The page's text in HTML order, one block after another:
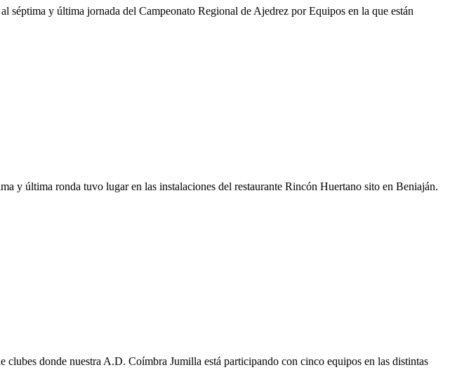
y última jornada del Campeonato Regional de Ajedrez por Equipos en la que están
y última ronda tuvo lugar en las instalaciones del restaurante Rincón Huertano sito en Beniaján.
donde nuestra A.D. Coímbra Jumilla está participando con cinco equipos en las distintas